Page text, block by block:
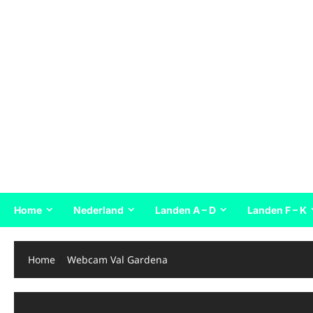
Home Nederland Landen A – D Landen F – K
Home Webcam Val Gardena